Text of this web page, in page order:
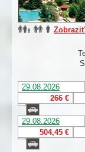
29.08.2026
266 €
29.08.2026
504,45 €